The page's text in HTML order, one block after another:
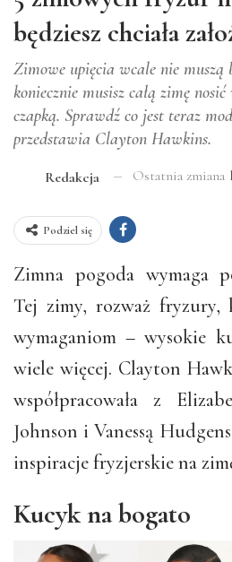
będziesz chciała
Zimowe upięcia wcale nie muszą
koniecznie musisz całą zimę
czapką. Sprawdź co jest teraz
przedstawia Clayton Hawkins.
Redakcja Ostatnia zmiana
Podziel się
Zimna pogoda wymaga
Tej zimy, rozważ fryzury,
wymaganiom – wysokie
wiele więcej. Clayton
współpracowała z
Johnson i Vanessą
inspiracje fryzjerskie na
Kucyk na bogato